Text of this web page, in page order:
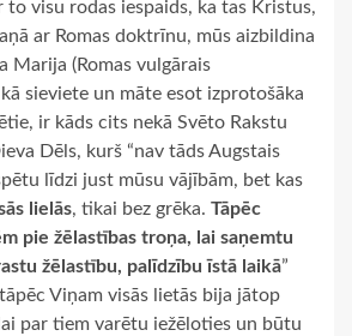
to visu rodas iespaids, ka tas Kristus,
ar Romas doktrīnu, mūs aizbildina
Marija (Romas vulgārais
sieviete un māte esot izprotošāka
ir kāds cits nekā Svēto Rakstu
Dēls, kurš “nav tāds Augstais
līdzi just mūsu vājībām, bet kas
lielās, tikai bez grēka. Tāpēc
pie žēlastības troņa, lai saņemtu
žēlastību, palīdzību īstā laikā”
Viņam visās lietās bija jātop
par tiem varētu iežēloties un būtu